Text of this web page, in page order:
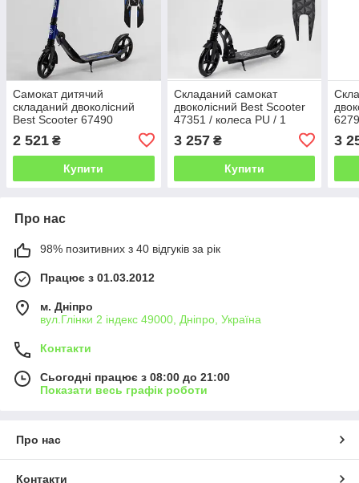
Самокат дитячий
складаний двоколісний
Best Scooter 67490
амортизатор колір синій
2 521 ₴
Купити
Складаний самокат
двоколісний Best Scooter
47351 / колеса PU / 1
амортизатор / з підніжкою
/ чорний
3 257₴
Купити
3
Про нас
98% позитивних з 40 відгуків за рік
Працює з 01.03.2012
м. Дніпро
вул.Глінки 2 індекс 49000, Дніпро, Україна
Контакти
Сьогодні працює з 08:00 до 21:00
Показати весь графік роботи
Про нас
Контакти